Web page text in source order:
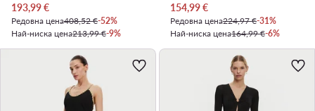
Актуална цена
193,99€
Редовна цена408,52 €-52%
Най-ниска цена213,99 €-9%
Актуална цена
154,99€
Редовна цена224,97 €-31%
Най-ниска цена164,99 €-6%